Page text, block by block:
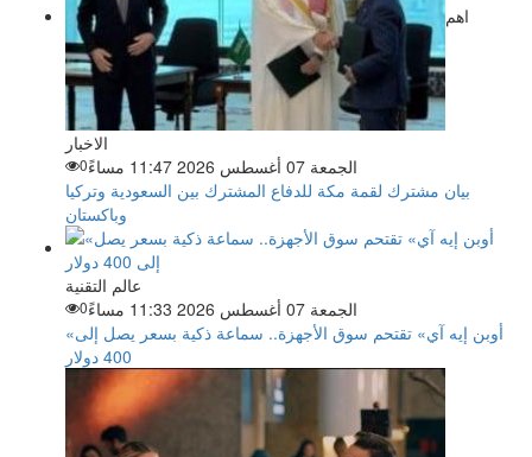
اهم
الاخبار
الجمعة 07 أغسطس 2026 11:47 مساءً
0
بيان مشترك لقمة مكة للدفاع المشترك بين السعودية وتركيا
وباكستان
عالم التقنية
الجمعة 07 أغسطس 2026 11:33 مساءً
0
«أوبن إيه آي» تقتحم سوق الأجهزة.. سماعة ذكية بسعر يصل إلى
400 دولار